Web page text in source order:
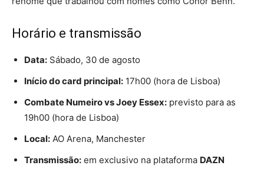
Horário e transmissão
Data: Sábado, 30 de agosto
Início do card principal: 17h00 (hora de Lisboa)
Combate Numeiro vs Joey Essex: previsto para as
19h00 (hora de Lisboa)
Local: AO Arena, Manchester
Transmissão: em exclusivo na plataforma DAZN